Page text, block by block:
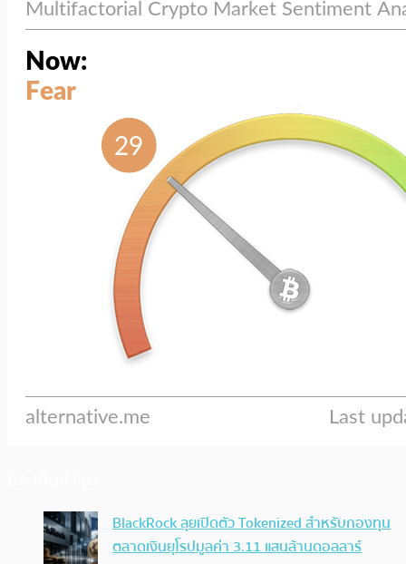
BlackRock ลุยเปิดตัว Tokenized สำหรับกองทุน
ตลาดเงินยุโรปมูลค่า 3.11 แสนล้านดอลลาร์